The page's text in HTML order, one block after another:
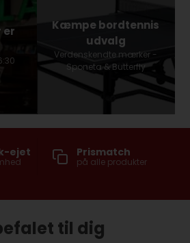
er
Kæmpe bordtennis
udvalg
Verdenskendte mærker -
Sponeta & Butterfly
Prismatch
på alle produkter
til dig